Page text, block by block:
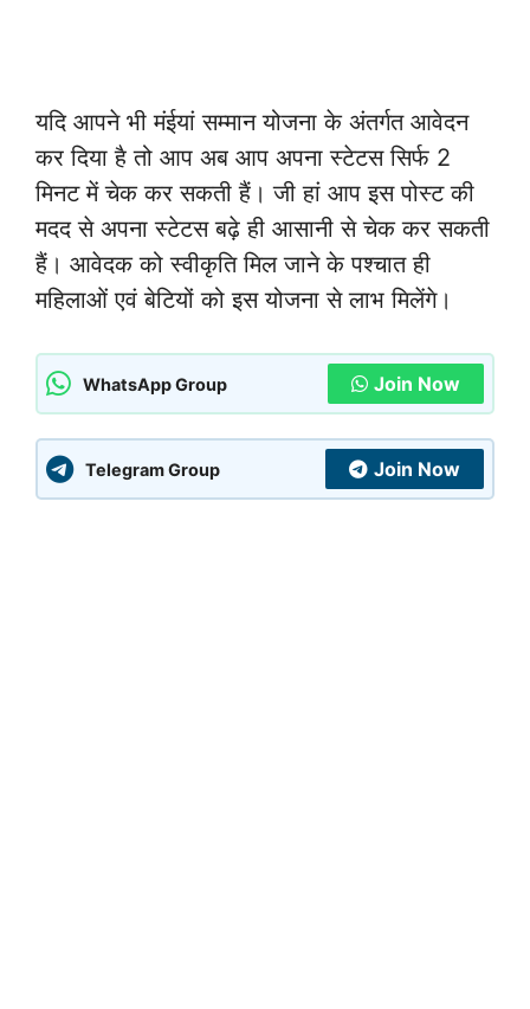
यदि आपने भी मंईयां सम्मान योजना के अंतर्गत आवेदन
कर दिया है तो आप अब आप अपना स्टेटस सिर्फ 2
मिनट में चेक कर सकती हैं। जी हां आप इस पोस्ट की
मदद से अपना स्टेटस बढ़े ही आसानी से चेक कर सकती
हैं। आवेदक को स्वीकृति मिल जाने के पश्चात ही
महिलाओं एवं बेटियों को इस योजना से लाभ मिलेंगे।
WhatsApp Group Join Now
Telegram Group Join Now